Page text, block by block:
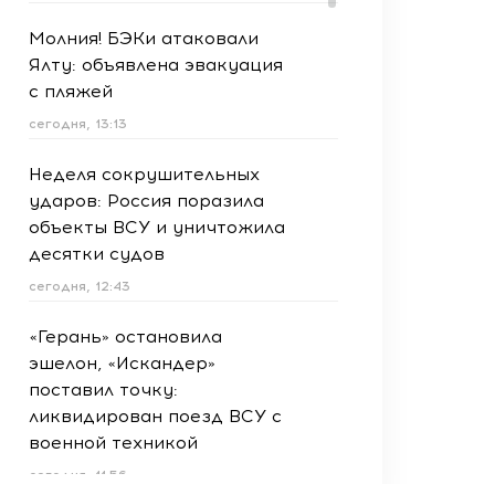
Молния! БЭКи атаковали
Ялту: объявлена эвакуация
с пляжей
сегодня, 13:13
Неделя сокрушительных
ударов: Россия поразила
объекты ВСУ и уничтожила
десятки судов
сегодня, 12:43
«Герань» остановила
эшелон, «Искандер»
поставил точку:
ликвидирован поезд ВСУ с
военной техникой
сегодня, 11:56